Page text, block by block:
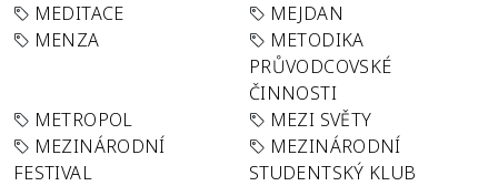
MEDITACE
MEJDAN
MENZA
METODIKA
PRŮVODCOVSKÉ
ČINNOSTI
METROPOL
MEZI SVĚTY
MEZINÁRODNÍ
FESTIVAL
MEZINÁRODNÍ
STUDENTSKÝ KLUB